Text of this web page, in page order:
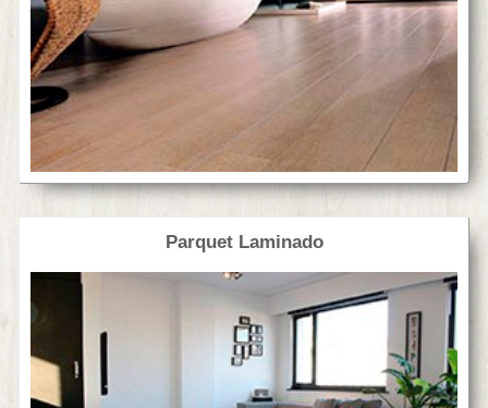
Parquet Laminado